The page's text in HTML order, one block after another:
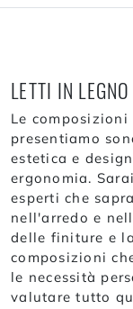
LETTI IN LEGNO
Le
presentiamo
estetica e
ergonomia.
esperti che
nell'arredo e
delle finiture e
composizioni
le necessità
valutare tutto